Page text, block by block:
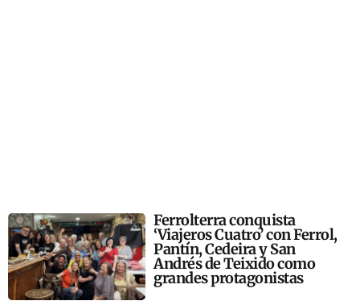
Ferrolterra conquista
‘Viajeros Cuatro’ con Ferrol,
Pantín, Cedeira y San
Andrés de Teixido como
grandes protagonistas